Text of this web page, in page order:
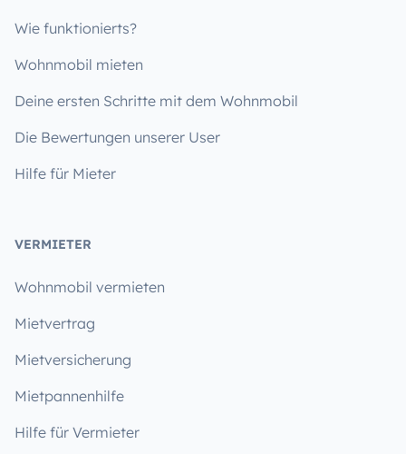
Wie funktionierts?
Wohnmobil mieten
Deine ersten Schritte mit dem Wohnmobil
Die Bewertungen unserer User
Hilfe für Mieter
VERMIETER
Wohnmobil vermieten
Mietvertrag
Mietversicherung
Mietpannenhilfe
Hilfe für Vermieter